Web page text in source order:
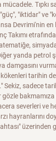
mücadele. Tıpkı
"iktidar" ve
Devrimi'nin
Takımı
yanda petrol
damgasını
tarihin
Sekiz, sadece
severleri ve
hayranlarını
üzerinden